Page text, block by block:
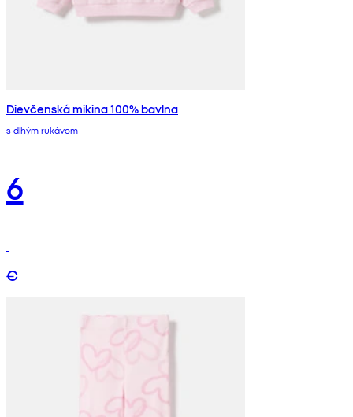
Dievčenská mikina 100% bavlna
s dlhým rukávom
6
€